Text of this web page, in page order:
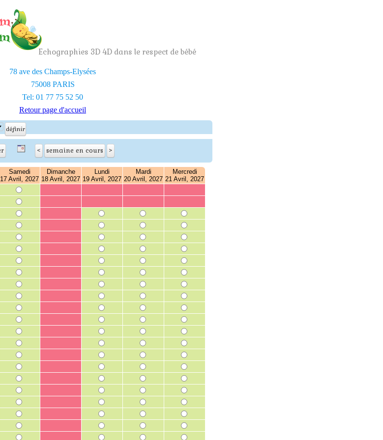
Echographies 3D 4D dans le respect de bébé
78 ave des Champs-Elysées
75008 PARIS
Tel: 01 77 75 52 50
Retour page d'accueil
Samedi
17 Avril, 2027
Dimanche
18 Avril, 2027
Lundi
19 Avril, 2027
Mardi
20 Avril, 2027
Mercredi
21 Avril, 2027